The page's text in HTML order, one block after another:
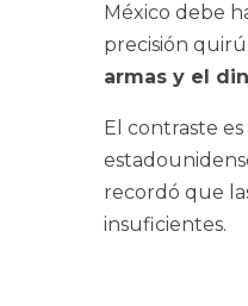
México debe
precisión
armas y el
El contraste
recordó que
insuficientes.